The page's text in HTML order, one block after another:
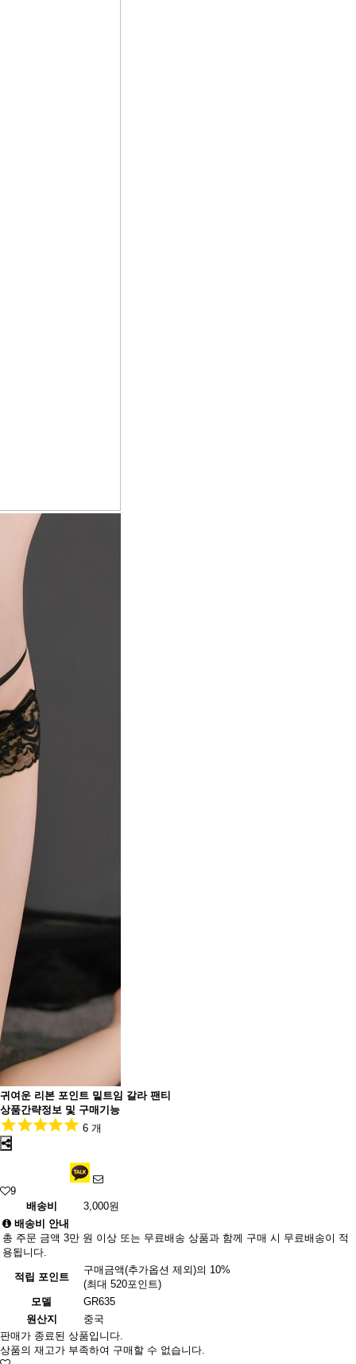
귀여운 리본 포인트 밑트임 갈라 팬티
상품간략정보 및 구매기능
6 개
9
배송비
3,000원
배송비 안내
총 주문 금액 3만 원 이상 또는 무료배송 상품과 함께 구매 시 무료배송이 적
용됩니다.
적립 포인트
구매금액(추가옵션 제외)의 10%
(최대 520포인트)
모델
GR635
원산지
중국
판매가 종료된 상품입니다.
상품의 재고가 부족하여 구매할 수 없습니다.